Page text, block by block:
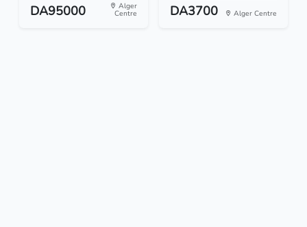
DA95000 Alger
Centre DA3700 Alger Centre